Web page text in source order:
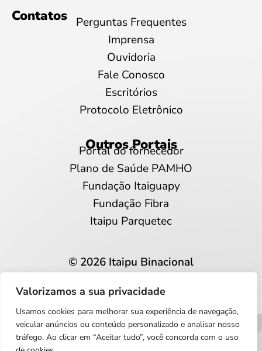
Valorizamos a sua privacidade
Usamos cookies para melhorar sua experiência de navegação,
veicular anúncios ou conteúdo personalizado e analisar nosso
tráfego. Ao clicar em “Aceitar tudo”, você concorda com o uso
Contatos
Perguntas Frequentes
Imprensa
Ouvidoria
Fale Conosco
Escritórios
Protocolo Eletrônico
Outros Portais
Portal do fornecedor
Plano de Saúde PAMHO
Fundação Itaiguapy
Fundação Fibra
Itaipu Parquetec
© 2026 Itaipu Binacional
Privacidade e proteção de dados
Português